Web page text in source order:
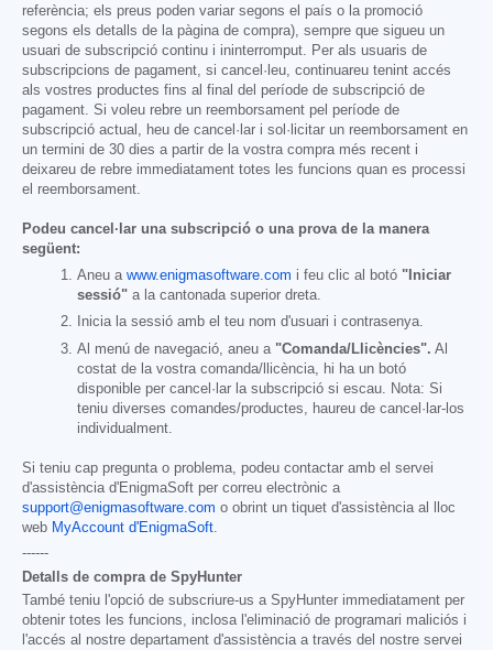
referència; els preus poden variar segons el país o la promoció
segons els detalls de la pàgina de compra), sempre que sigueu un
usuari de subscripció continu i ininterromput. Per als usuaris de
subscripcions de pagament, si cancel·leu, continuareu tenint accés
als vostres productes fins al final del període de subscripció de
pagament. Si voleu rebre un reemborsament pel període de
subscripció actual, heu de cancel·lar i sol·licitar un reemborsament en
un termini de 30 dies a partir de la vostra compra més recent i
deixareu de rebre immediatament totes les funcions quan es processi
el reemborsament.
Podeu cancel·lar una subscripció o una prova de la manera
següent:
Aneu a www.enigmasoftware.com i feu clic al botó "Iniciar
sessió" a la cantonada superior dreta.
Inicia la sessió amb el teu nom d'usuari i contrasenya.
Al menú de navegació, aneu a "Comanda/Llicències". Al
costat de la vostra comanda/llicència, hi ha un botó
disponible per cancel·lar la subscripció si escau. Nota: Si
teniu diverses comandes/productes, haureu de cancel·lar-los
individualment.
Si teniu cap pregunta o problema, podeu contactar amb el servei
d'assistència d'EnigmaSoft per correu electrònic a
support@enigmasoftware.com o obrint un tiquet d'assistència al lloc
web MyAccount d'EnigmaSoft
------
Detalls de compra de SpyHunter
També teniu l'opció de subscriure-us a SpyHunter immediatament per
obtenir totes les funcions, inclosa l'eliminació de programari maliciós i
l'accés al nostre departament d'assistència a través del nostre servei